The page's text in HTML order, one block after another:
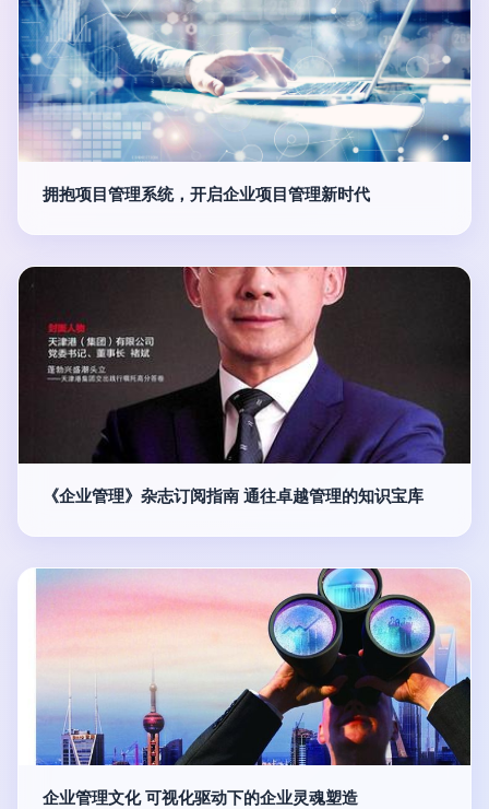
拥抱项目管理系统，开启企业项目管理新时代
《企业管理》杂志订阅指南 通往卓越管理的知识宝库
企业管理文化 可视化驱动下的企业灵魂塑造